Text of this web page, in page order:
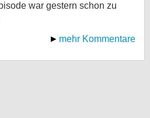
war gestern schon zu
mehr Kommentare